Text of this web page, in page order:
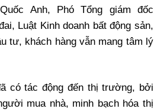
Anh, Phó Tổng giám đốc
Luật Kinh doanh bất động sản,
tư, khách hàng vẫn mang tâm lý
có tác động đến thị trường, bởi
mua nhà, minh bạch hóa thị